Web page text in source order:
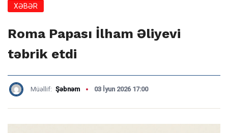
XƏBƏR
Roma Papası İlham Əliyevi
təbrik etdi
Müəllif: Şəbnəm 03 İyun 2026 17:00